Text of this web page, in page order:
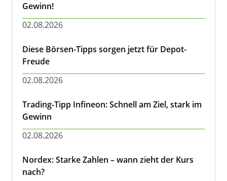
Gewinn!
02.08.2026
Diese Börsen-Tipps sorgen jetzt für Depot-
Freude
02.08.2026
Trading-Tipp Infineon: Schnell am Ziel, stark im
Gewinn
02.08.2026
Nordex: Starke Zahlen – wann zieht der Kurs
nach?